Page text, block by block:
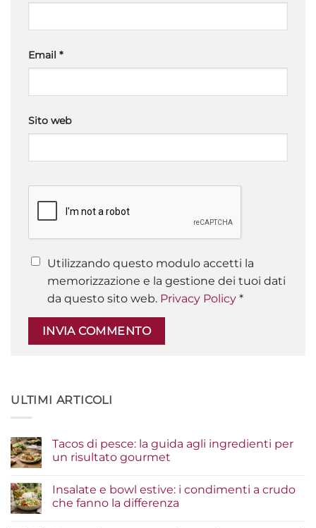
Email *
Sito web
Utilizzando questo modulo accetti la
memorizzazione e la gestione dei tuoi dati
da questo sito web. Privacy Policy *
ULTIMI ARTICOLI
Tacos di pesce: la guida agli ingredienti per
un risultato gourmet
su
Tacos
di
Insalate e bowl estive: i condimenti a crudo
che fanno la differenza